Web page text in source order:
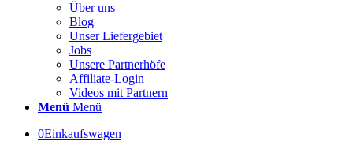
Über uns
Blog
Unser Liefergebiet
Jobs
Unsere Partnerhöfe
Affiliate-Login
Videos mit Partnern
Menü Menü
0Einkaufswagen